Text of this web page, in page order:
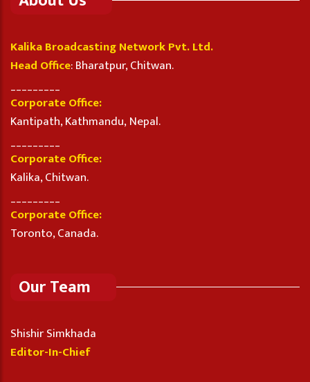
Kalika Broadcasting Network Pvt. Ltd.
Head Office: Bharatpur, Chitwan.
Corporate Office:
Kantipath, Kathmandu, Nepal.
Corporate Office:
Kalika, Chitwan.
Corporate Office:
Toronto, Canada.
Our Team
Shishir Simkhada
Editor-In-Chief